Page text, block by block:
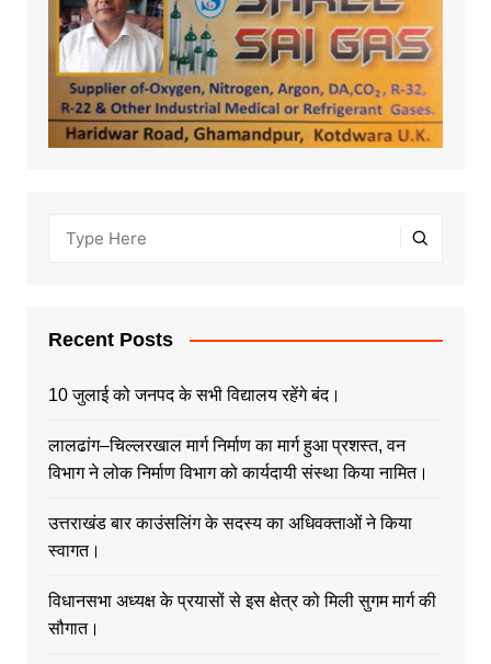
Recent Posts
10 जुलाई को जनपद के सभी विद्यालय रहेंगे बंद।
लालढांग–चिल्लरखाल मार्ग निर्माण का मार्ग हुआ प्रशस्त, वन
विभाग ने लोक निर्माण विभाग को कार्यदायी संस्था किया नामित।
उत्तराखंड बार काउंसलिंग के सदस्य का अधिवक्ताओं ने किया
स्वागत।
विधानसभा अध्यक्ष के प्रयासों से इस क्षेत्र को मिली सुगम मार्ग की
सौगात।